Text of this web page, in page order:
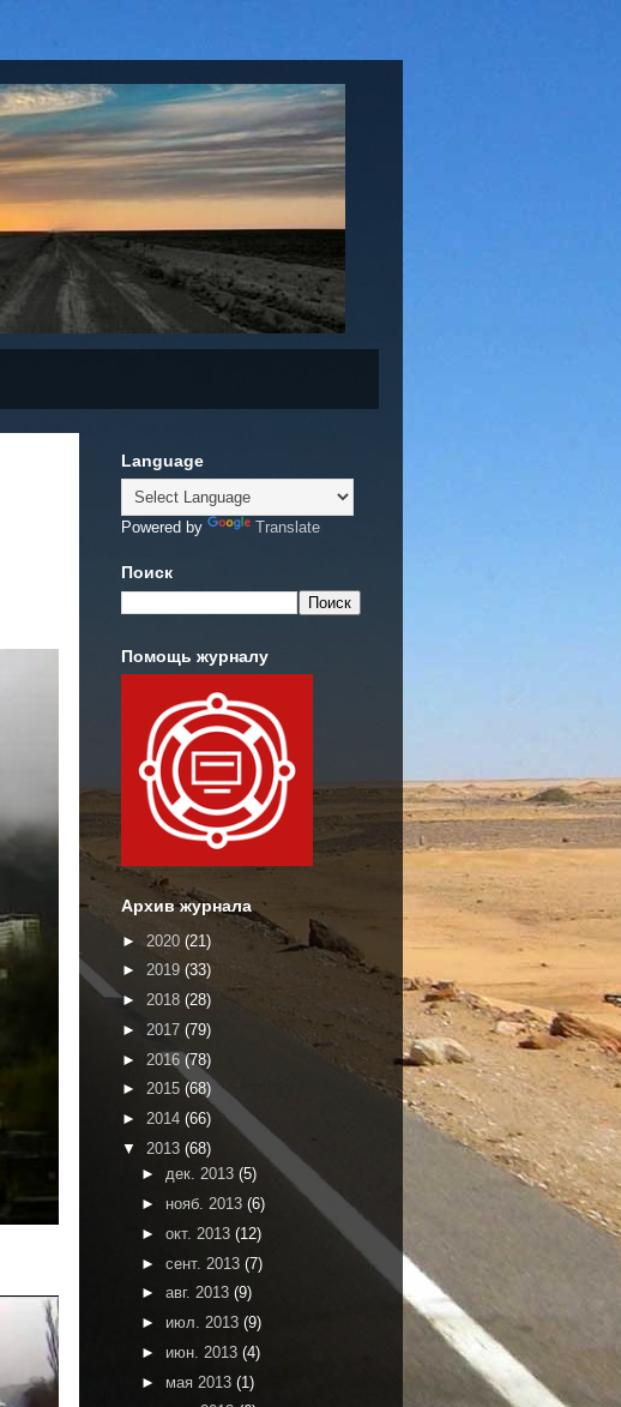
Language
Powered by Translate
Поиск
Помощь журналу
Архив журнала
► 2020 (21)
► 2019 (33)
► 2018 (28)
► 2017 (79)
► 2016 (78)
► 2015 (68)
► 2014 (66)
▼ 2013 (68)
► дек. 2013 (5)
► нояб. 2013 (6)
► окт. 2013 (12)
► сент. 2013 (7)
► авг. 2013 (9)
► июл. 2013 (9)
► июн. 2013 (4)
► мая 2013 (1)